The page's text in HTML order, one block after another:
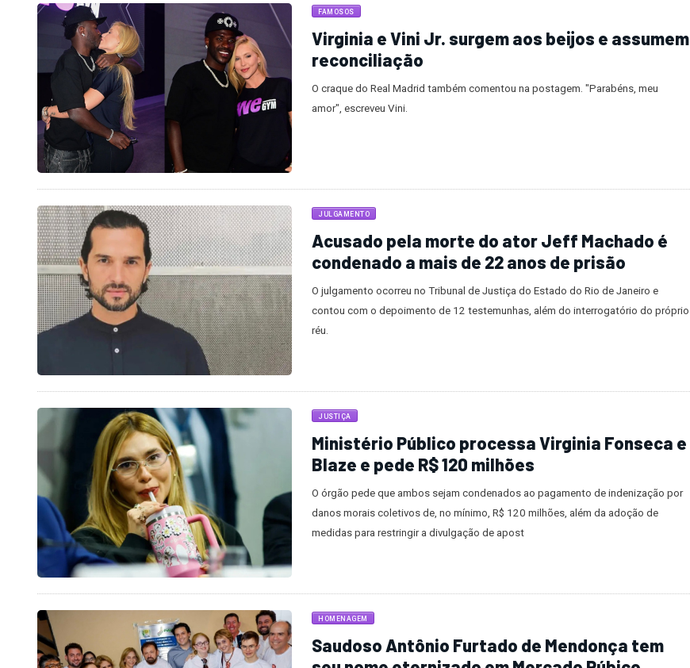
FAMOSOS
Virginia e Vini Jr. surgem aos beijos e assumem
reconciliação
O craque do Real Madrid também comentou na postagem. "Parabéns, meu
amor", escreveu Vini.
JULGAMENTO
Acusado pela morte do ator Jeff Machado é
condenado a mais de 22 anos de prisão
O julgamento ocorreu no Tribunal de Justiça do Estado do Rio de Janeiro e
contou com o depoimento de 12 testemunhas, além do interrogatório do próprio
réu.
JUSTIÇA
Ministério Público processa Virginia Fonseca e
Blaze e pede R$ 120 milhões
O órgão pede que ambos sejam condenados ao pagamento de indenização por
danos morais coletivos de, no mínimo, R$ 120 milhões, além da adoção de
medidas para restringir a divulgação de apost
HOMENAGEM
Saudoso Antônio Furtado de Mendonça tem